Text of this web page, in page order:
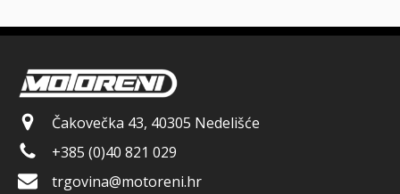
Čakovečka 43, 40305 Nedelišće
+385 (0)40 821 029
trgovina@motoreni.hr